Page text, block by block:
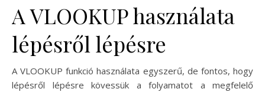
A VLOOKUP használata
lépésről lépésre
A VLOOKUP funkció használata egyszerű, de fontos, hogy
lépésről lépésre kövessük a folyamatot a megfelelő